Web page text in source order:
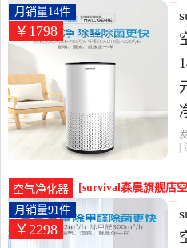
空气净化器家月销量
￥1798
月销量14件
空气净化器
[survival森晨旗舰店
精灵智能空气月销量
￥2298
月销量91件